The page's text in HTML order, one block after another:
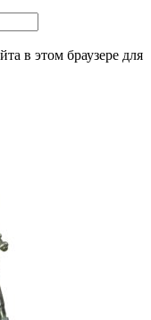
в этом браузере для